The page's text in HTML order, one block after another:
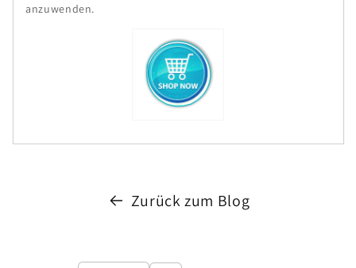
anzuwenden.
Zurück zum Blog